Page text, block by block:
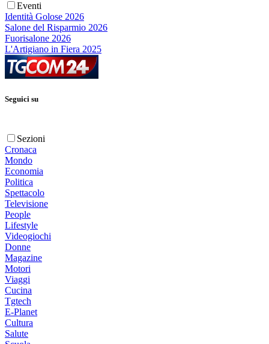
Eventi
Identità Golose 2026
Salone del Risparmio 2026
Fuorisalone 2026
L'Artigiano in Fiera 2025
Seguici su
Sezioni
Cronaca
Mondo
Economia
Politica
Spettacolo
Televisione
People
Lifestyle
Videogiochi
Donne
Magazine
Motori
Viaggi
Cucina
Tgtech
E-Planet
Cultura
Salute